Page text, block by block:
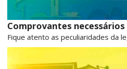
Comprovantes necessários
Fique atento as peculiaridades da